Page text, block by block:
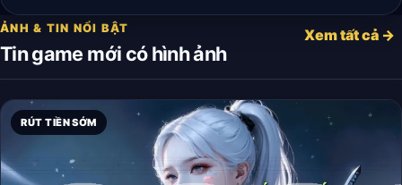
ẢNH & TIN NỔI BẬT
Tin game mới có hình ảnh
Xem tất cả →
RÚT TIỀN SỚM